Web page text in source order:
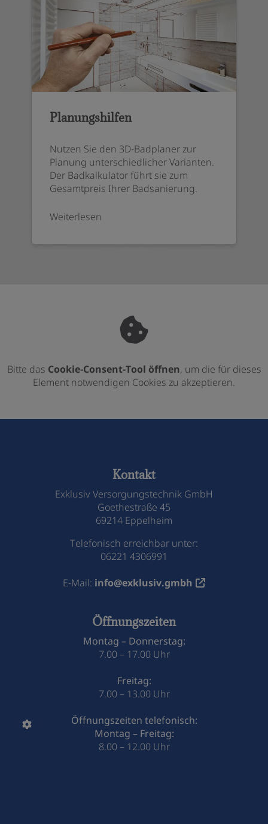
Planungshilfen
Nutzen Sie den 3D-Badplaner zur
Planung unterschiedlicher Varianten.
Der Badkalkulator führt sie zum
Gesamtpreis Ihrer Badsanierung.
Weiterlesen
Bitte das Cookie-Consent-Tool öffnen, um die für dieses
Element notwendigen Cookies zu akzeptieren.
Kontakt
Exklusiv Versorgungstechnik GmbH
Goethestraße 45
69214 Eppelheim
Telefonisch erreichbar unter:
06221 4306991
E-Mail: info@exklusiv.gmbh
Öffnungszeiten
Montag – Donnerstag:
7.00 – 17.00 Uhr
Freitag:
7.00 – 13.00 Uhr
Öffnungszeiten telefonisch:
Montag – Freitag:
8.00 – 12.00 Uhr